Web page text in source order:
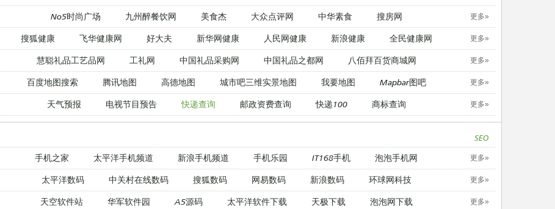
No5时尚广场 九州醉餐饮网 美食杰 大众点评网 中华素食 搜房网 更多»
搜狐健康 飞华健康网 好大夫 新华网健康 人民网健康 新浪健康 全民健康网 更多»
慧聪礼品工艺品网 工礼网 中国礼品采购网 中国礼品之都网 八佰拜百货商城网 更多»
百度地图搜索 腾讯地图 高德地图 城市吧三维实景地图 我要地图 Mapbar图吧 更多»
天气预报 电视节目预告 快递查询 邮政资费查询 快递100 商标查询 更多»
SEO
手机之家 太平洋手机频道 新浪手机频道 手机乐园 IT168手机 泡泡手机网 更多»
太平洋数码 中关村在线数码 搜狐数码 网易数码 新浪数码 环球网科技 更多»
天空软件站 华军软件园 A5源码 太平洋软件下载 天极下载 泡泡网下载 更多»